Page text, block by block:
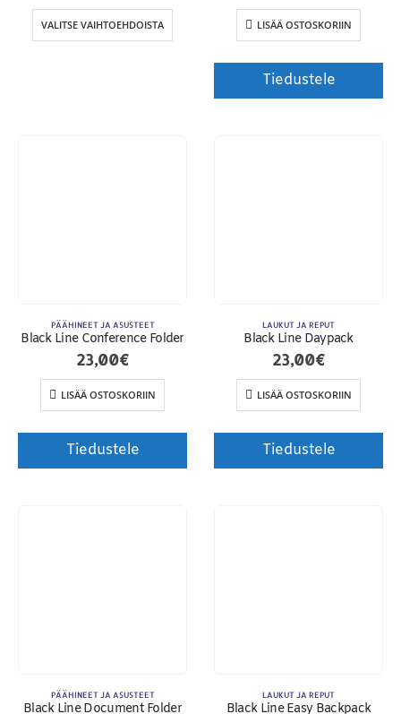
VALITSE VAIHTOEHDOISTA LISÄÄ OSTOSKORIIN
Tiedustele
PÄÄHINEET JA ASUSTEET
Black Line Conference Folder
23,00€
LISÄÄ OSTOSKORIIN
Tiedustele
LAUKUT JA REPUT
Black Line Daypack
23,00€
LISÄÄ OSTOSKORIIN
Tiedustele
PÄÄHINEET JA ASUSTEET
Black Line Document Folder
LAUKUT JA REPUT
Black Line Easy Backpack